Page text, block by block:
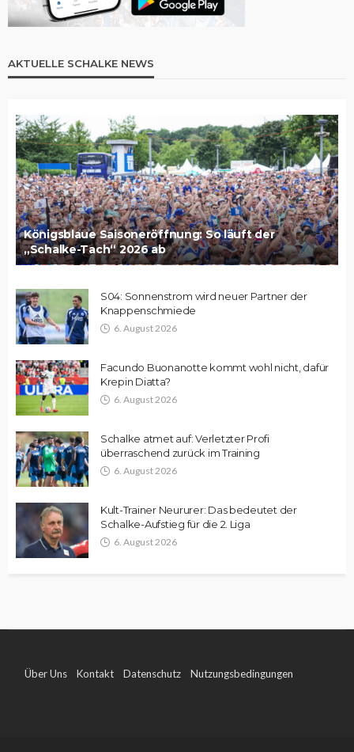
AKTUELLE SCHALKE NEWS
Königsblaue Saisoneröffnung: So läuft der
„Schalke-Tach“ 2026 ab
S04: Sonnenstrom wird neuer Partner der
Knappenschmiede
6. August 2026
Facundo Buonanotte kommt wohl nicht, dafür
Krepin Diatta?
6. August 2026
Schalke atmet auf: Verletzter Profi
überraschend zurück im Training
6. August 2026
Kult-Trainer Neururer: Das bedeutet der
Schalke-Aufstieg für die 2. Liga
6. August 2026
Über Uns Kontakt Datenschutz Nutzungsbedingungen